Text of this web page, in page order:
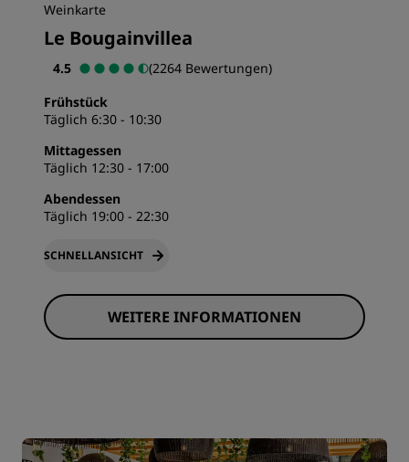
Weinkarte
Le Bougainvillea
4.5
(2264 Bewertungen)
Frühstück
Täglich 6:30 - 10:30
Mittagessen
Täglich 12:30 - 17:00
Abendessen
Täglich 19:00 - 22:30
SCHNELLANSICHT
WEITERE INFORMATIONEN